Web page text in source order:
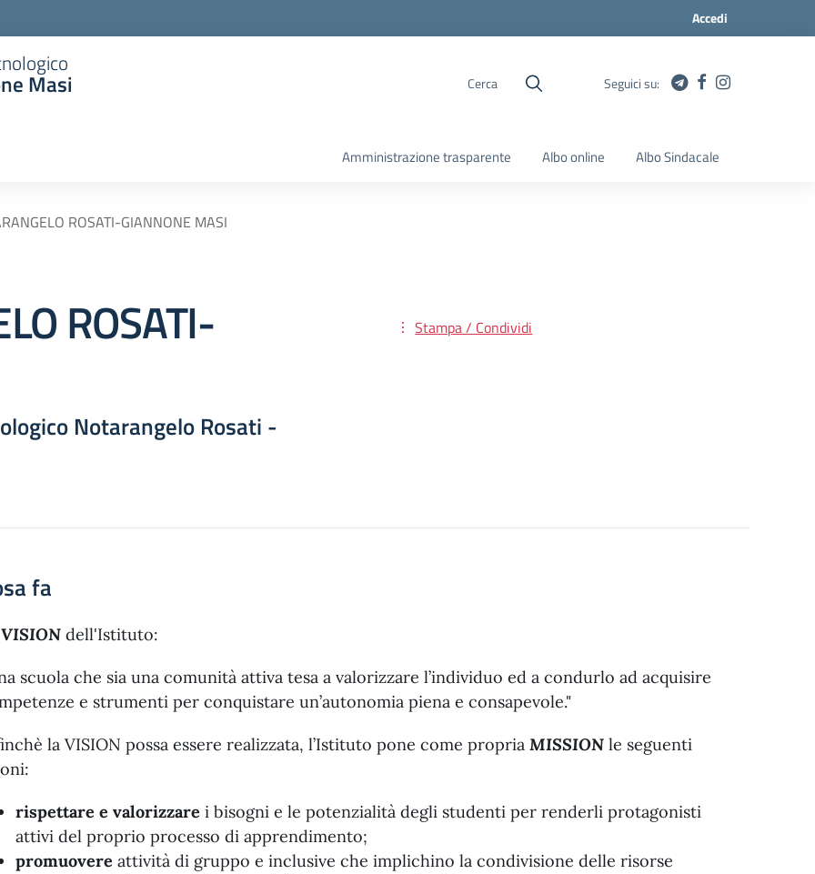
Accedi
Masi Cerca Seguici su:
Amministrazione trasparente Albo online Albo Sindacale
ROSATI-GIANNONE MASI
ROSATI-
Notarangelo Rosati -
Stampa / Condividi
fa
VISION dell'Istituto:
scuola che sia una comunità attiva tesa a valorizzare l’individuo ed a condurlo ad acquisire
e strumenti per conquistare un’autonomia piena e consapevole."
la VISION possa essere realizzata, l’Istituto pone come propria MISSION le seguenti
rispettare e valorizzare i bisogni e le potenzialità degli studenti per renderli protagonisti
attivi del proprio processo di apprendimento;
promuovere attività di gruppo e inclusive che implichino la condivisione delle risorse